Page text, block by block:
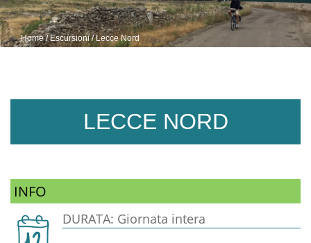
Home/Escursioni/ Lecce Nord
LECCE NORD
INFO
DURATA: Giornata intera